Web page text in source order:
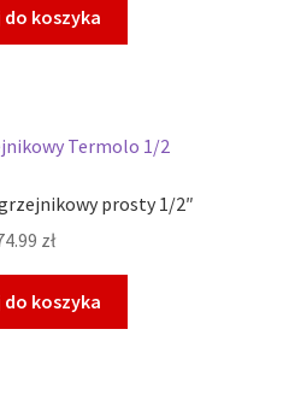
do koszyka
prosty 1/2″
zł
do koszyka